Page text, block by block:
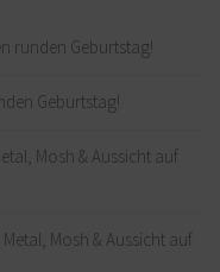
runden Geburtstag!
Geburtstag!
Mosh & Aussicht auf
Mosh & Aussicht auf